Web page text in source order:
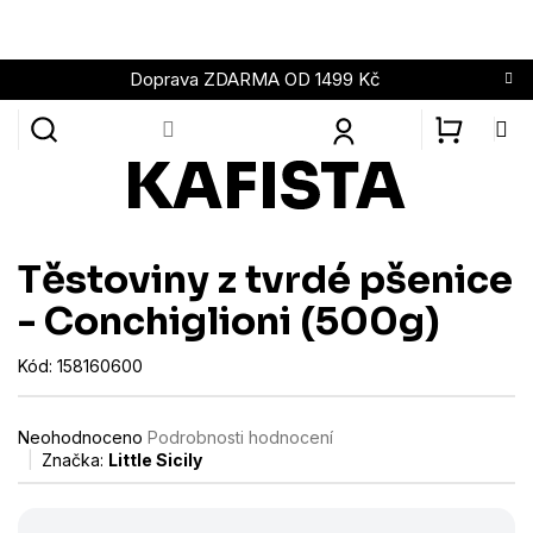
obsah
Doprava ZDARMA OD 1499 Kč
Těstoviny z tvrdé pšenice
- Conchiglioni (500g)
Kód: 158160600
Průměrné
hodnocení
produktu
Neohodnoceno Podrobnosti hodnocení
Značka: Little Sicily